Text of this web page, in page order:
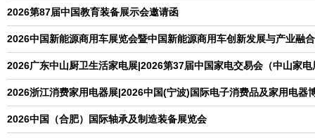
2026第87届中国教育装备展示会邀请函
2026中国新能源商用车展览会暨中国新能源商用车创新发展与产业融
2026广东中山厨卫生活家电展|2026第37届中国家电交易会（中山家电
2026浙江消费家用电器展|2026中国(宁波)国际电子消费品及家用电器
2026中国（合肥）国际轴承及制造装备展览会